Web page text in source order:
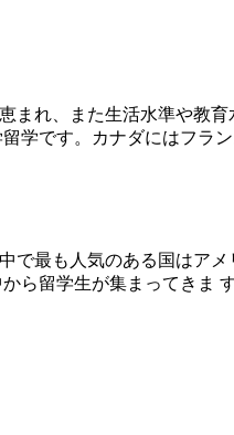
れ、また生活水準や教
学です。カナダにはフラ
最も人気のある国はア
ら留学生が集まってきま